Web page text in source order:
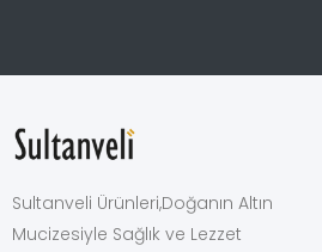
Sultanveli Ürünleri,Doğanın Altın
Mucizesiyle Sağlık ve Lezzet